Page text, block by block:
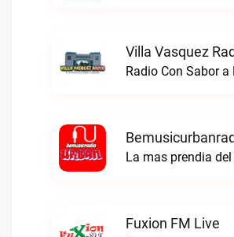
Villa Vasquez
Radio Con Sabor
La mas prendia
Fuxion FM Live